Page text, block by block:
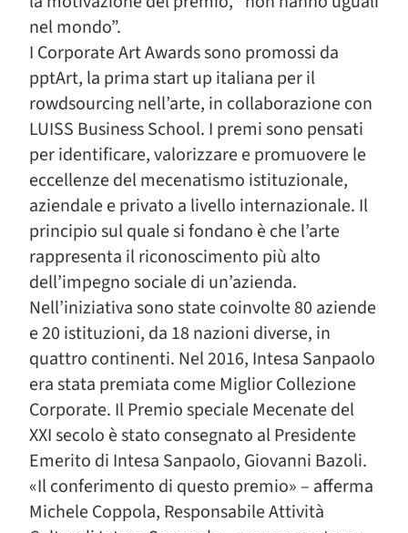
nel mondo”.
I Corporate Art Awards sono promossi da
pptArt, la prima start up italiana per il
rowdsourcing nell’arte, in collaborazione con
LUISS Business School. I premi sono pensati
per identificare, valorizzare e promuovere le
eccellenze del mecenatismo istituzionale,
aziendale e privato a livello internazionale. Il
principio sul quale si fondano è che l’arte
rappresenta il riconoscimento più alto
dell’impegno sociale di un’azienda.
Nell’iniziativa sono state coinvolte 80 aziende
e 20 istituzioni, da 18 nazioni diverse, in
quattro continenti. Nel 2016, Intesa Sanpaolo
era stata premiata come Miglior Collezione
Corporate. Il Premio speciale Mecenate del
XXI secolo è stato consegnato al Presidente
Emerito di Intesa Sanpaolo, Giovanni Bazoli.
«Il conferimento di questo premio» – afferma
Michele Coppola, Responsabile Attività